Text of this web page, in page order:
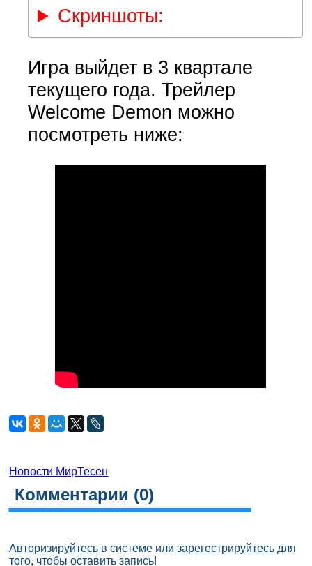
Скриншоты:
Игра выйдет в 3 квартале
текущего года. Трейлер
Welcome Demon можно
посмотреть ниже:
Новости МирТесен
Комментарии (0)
Авторизируйтесь в системе илизарегестрируйтесь для
того, чтобы оставить запись!